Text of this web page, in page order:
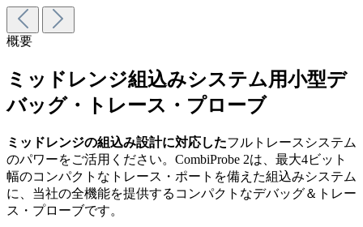
概要
ミッドレンジ組込みシステム用小型デ
バッグ・トレース・プローブ
ミッドレンジの組込み設計に対応したフルトレースシステム
のパワーをご活用ください。CombiProbe 2は、最大4ビット
幅のコンパクトなトレース・ポートを備えた組込みシステム
に、当社の全機能を提供するコンパクトなデバッグ＆トレー
ス・プローブです。